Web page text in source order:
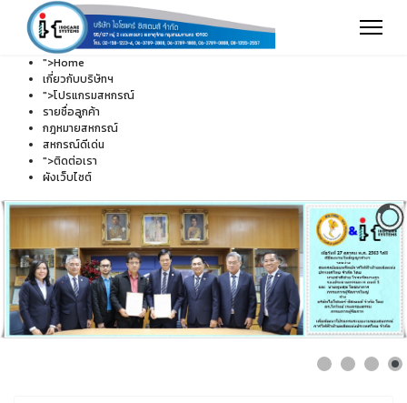
">Home
เกี่ยวกับบริษัทฯ
">โปรแกรมสหกรณ์
รายชื่อลูกค้า
กฎหมายสหกรณ์
สหกรณ์ดีเด่น
">ติดต่อเรา
ผังเว็บไซต์